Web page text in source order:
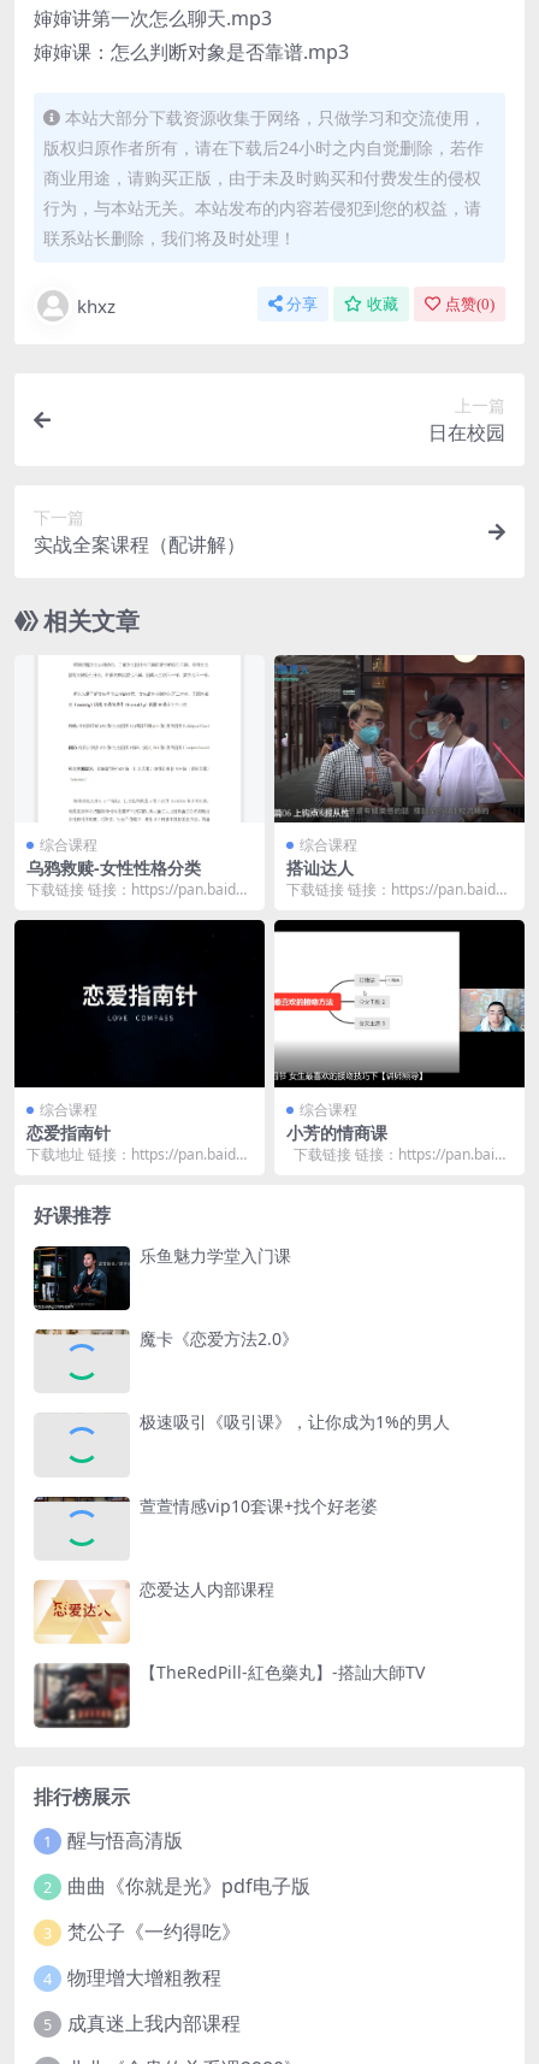
婶婶讲第一次怎么聊天.mp3
婶婶课：怎么判断对象是否靠谱.mp3
本站大部分下载资源收集于网络，只做学习和交流使用，
版权归原作者所有，请在下载后24小时之内自觉删除，若作
商业用途，请购买正版，由于未及时购买和付费发生的侵权
行为，与本站无关。本站发布的内容若侵犯到您的权益，请
联系站长删除，我们将及时处理！
khxz 分享 收藏 点赞(0)
上一篇
日在校园
下一篇
实战全案课程（配讲解）
相关文章
综合课程
乌鸦救赎-女性性格分类
下载链接 链接：https://pan.baidu.
综合课程
搭讪达人
下载链接 链接：https://pan.baidu.
综合课程
恋爱指南针
下载地址 链接：https://pan.baidu.
综合课程
小芳的情商课
下载链接 链接：https://pan.baid
好课推荐
乐鱼魅力学堂入门课
魔卡《恋爱方法2.0》
极速吸引《吸引课》，让你成为1%的男人
萱萱情感vip10套课+找个好老婆
恋爱达人内部课程
【TheRedPill-紅色藥丸】-搭訕大師TV
排行榜展示
1 醒与悟高清版
2 曲曲《你就是光》pdf电子版
3 梵公子《一约得吃》
4 物理增大增粗教程
5 成真迷上我内部课程